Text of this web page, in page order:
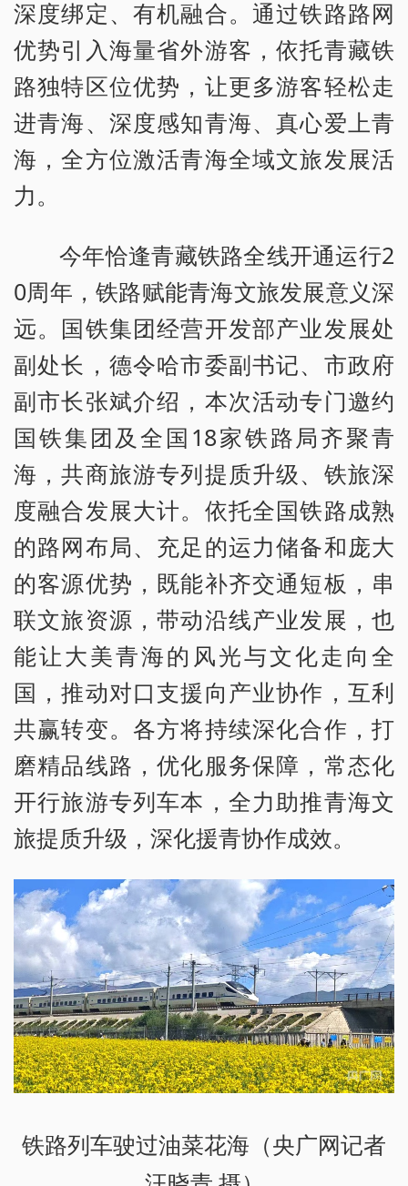
深度绑定、有机融合。通过铁路路网
优势引入海量省外游客，依托青藏铁
路独特区位优势，让更多游客轻松走
进青海、深度感知青海、真心爱上青
海，全方位激活青海全域文旅发展活
力。
今年恰逢青藏铁路全线开通运行2
0周年，铁路赋能青海文旅发展意义深
远。国铁集团经营开发部产业发展处
副处长，德令哈市委副书记、市政府
副市长张斌介绍，本次活动专门邀约
国铁集团及全国18家铁路局齐聚青
海，共商旅游专列提质升级、铁旅深
度融合发展大计。依托全国铁路成熟
的路网布局、充足的运力储备和庞大
的客源优势，既能补齐交通短板，串
联文旅资源，带动沿线产业发展，也
能让大美青海的风光与文化走向全
国，推动对口支援向产业协作，互利
共赢转变。各方将持续深化合作，打
磨精品线路，优化服务保障，常态化
开行旅游专列车本，全力助推青海文
旅提质升级，深化援青协作成效。
铁路列车驶过油菜花海（央广网记者